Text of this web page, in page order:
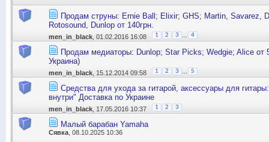
Продам струны: Ernie Ball; Elixir; GHS; Martin, Savarez,
Rotosound, Dunlop от 140грн.
men_in_black , 01.02.2016 16:08 1 2 3 4
Продам медиаторы: Dunlop; Star Picks; Wedgie; Alice от
Украина)
men_in_black , 15.12.2014 09:58 1 2 3 5
Средства для ухода за гитарой, аксессуары для
внутри" Доставка по Украине
men_in_black , 17.05.2016 10:37 1 2 3
Mалый барабан Yamaha
Сявка , 08.10.2025 10:36